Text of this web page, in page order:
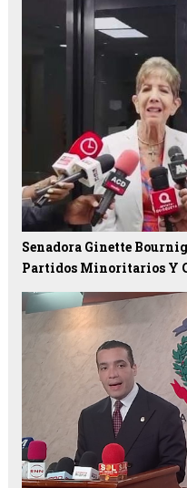
Senadora Ginette
Partidos Minoritarios Y